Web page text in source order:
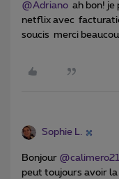
@Adriano ah bon! je
netflix avec
soucis merci
Sophie L.
Bonjour
peut toujours avoir